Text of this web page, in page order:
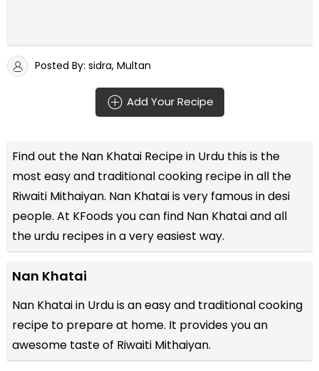
Posted By: sidra, Multan
Add Your Recipe
Find out the Nan Khatai Recipe in Urdu this is the
most easy and traditional cooking recipe in all the
Riwaiti Mithaiyan. Nan Khatai is very famous in desi
people. At KFoods you can find Nan Khatai and all
theurdu recipesin a very easiest way.
Nan Khatai
Nan Khatai in Urdu is an easy and traditional cooking
recipe to prepare at home. It provides you an
awesome taste of Riwaiti Mithaiyan.